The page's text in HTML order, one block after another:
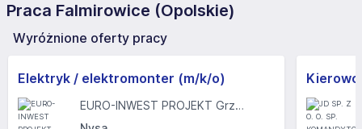
Praca Falmirowice (Opolskie)
Wyróżnione oferty pracy
Elektryk / elektromonter (m/k/o)
EURO-INWEST PROJEKT Grzegorz Engler, Tomasz Lach Sp. J.